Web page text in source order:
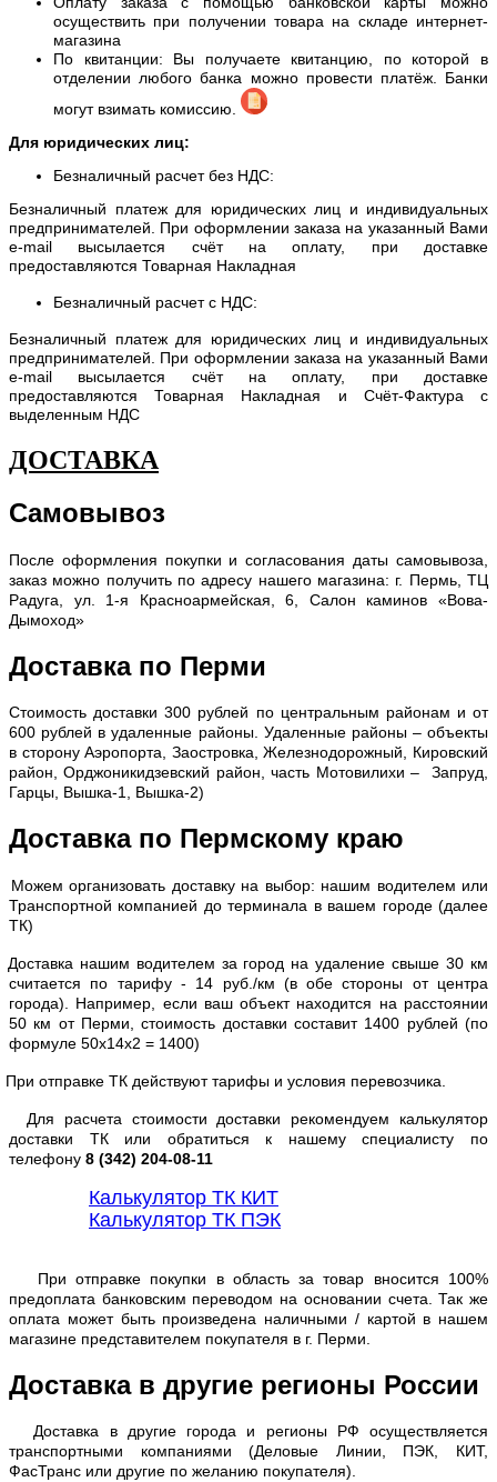
осуществить при получении товара на складе интернет-
магазина
По квитанции: Вы получаете квитанцию, по которой в
отделении любого банка можно провести платёж. Банки
могут взимать комиссию.
Для юридических лиц:
Безналичный расчет без НДС:
Безналичный платеж для юридических лиц и индивидуальных
предпринимателей. При оформлении заказа на указанный Вами
e-mail высылается счёт на оплату, при доставке
предоставляются Товарная Накладная
Безналичный расчет с НДС:
Безналичный платеж для юридических лиц и индивидуальных
предпринимателей. При оформлении заказа на указанный Вами
e-mail высылается счёт на оплату, при доставке
предоставляются Товарная Накладная и Счёт-Фактура с
выделенным НДС
ДОСТАВКА
Самовывоз
После оформления покупки и согласования даты самовывоза,
заказ можно получить по адресу нашего магазина: г. Пермь, ТЦ
Радуга, ул. 1-я Красноармейская, 6, Салон каминов «Вова-
Дымоход»
Доставка по Перми
Стоимость доставки 300 рублей по центральным районам и от
600 рублей в удаленные районы. Удаленные районы – объекты
в сторону Аэропорта, Заостровка, Железнодорожный, Кировский
район, Орджоникидзевский район, часть Мотовилихи – Запруд,
Гарцы, Вышка-1, Вышка-2)
Доставка по Пермскому краю
Можем организовать доставку на выбор: нашим водителем или
Транспортной компанией до терминала в вашем городе (далее
ТК)
Доставка нашим водителем за город на удаление свыше 30 км
считается по тарифу - 14 руб./км (в обе стороны от центра
города). Например, если ваш объект находится на расстоянии
50 км от Перми, стоимость доставки составит 1400 рублей (по
формуле 50х14х2 = 1400)
При отправке ТК действуют тарифы и условия перевозчика.
Для расчета стоимости доставки рекомендуем калькулятор
доставки ТК или обратиться к нашему специалисту по
телефону 8 (342) 204-08-11
Калькулятор ТК КИТ
Калькулятор ТК ПЭК
При отправке покупки в область за товар вносится 100%
предоплата банковским переводом на основании счета. Так же
оплата может быть произведена наличными / картой в нашем
магазине представителем покупателя в г. Перми.
Доставка в другие регионы России
Доставка в другие города и регионы РФ осуществляется
транспортными компаниями (Деловые Линии, ПЭК, КИТ,
ФасТранс или другие по желанию покупателя).